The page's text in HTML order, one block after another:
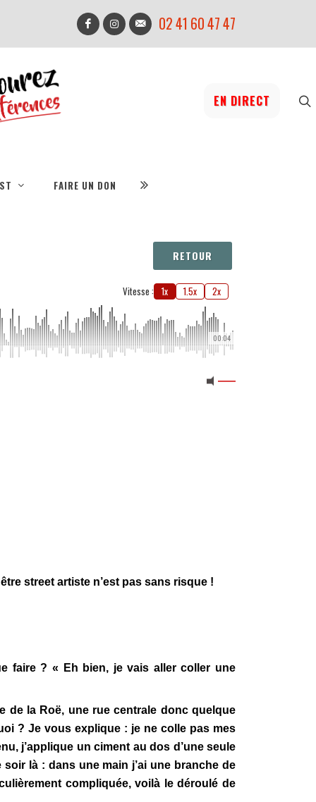
02 41 60 47 47
EN DIRECT
FAIRE UN DON
RETOUR
Vitesse : 1x 1.5x 2x
00:04
street artiste n’est pas sans risque !
faire ? « Eh bien, je vais aller coller une
de la Roë, une rue centrale donc quelque
? Je vous explique : je ne colle pas mes
j’applique un ciment au dos d’une seule
là : dans une main j’ai une branche de
compliquée, voilà le déroulé de